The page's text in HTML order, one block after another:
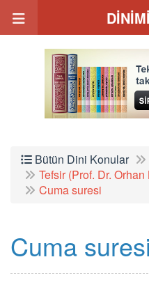
Bütün Dini Konular
Tefsir (Prof. Dr. Orhan
Cuma suresi
Cuma suresi